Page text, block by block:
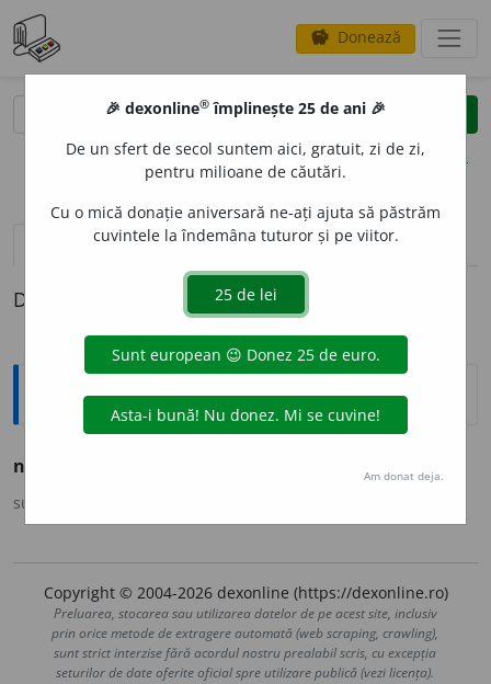
savings Donează
clear
opțiuni
definiții (1)
Definiția cu ID-ul 696533:
Explicative DEX
nevrednicíe
sursa:
Copyright © 2004-2026 dexonline (https://dexonline.ro)
Preluarea, stocarea sau utilizarea datelor de pe acest site, inclusiv
prin orice metode de extragere automată (web scraping, crawling),
sunt strict interzise fără acordul nostru prealabil scris, cu excepția
seturilor de date oferite oficial spre utilizare publică (vezi licența).
🎉 dexonline® împlinește 25 de ani 🎉
De un sfert de secol suntem aici, gratuit, zi de zi,
pentru milioane de căutări.
Cu o mică donație aniversară ne-ați ajuta să păstrăm
cuvintele la îndemâna tuturor și pe viitor.
Am donat deja.